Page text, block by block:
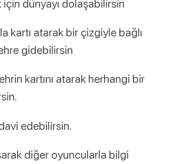
dünyayı dolaşabilirsin
kartı atarak bir çizgiyle bağlı
gidebilirsin
kartını atarak herhangi bir
edebilirsin.
diğer oyuncularla bilgi